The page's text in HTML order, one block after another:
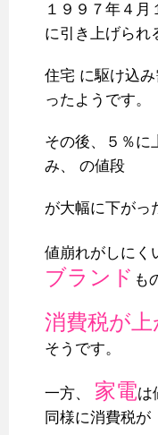
１９９７年４月
に引き上げられ
住宅 に駆け込
ったようです。
その後、５％に
み、 の値段
が大幅に下がっ
値崩れがしにく
ブランド も
消費税が
そうです。
一方、 家電は
同様に消費税が